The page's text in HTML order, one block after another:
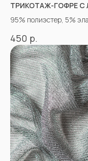
ТРИКОТАЖ-ГОФРЕ
95% полиэстер, 5%
450 р.
Г. Пятигорк,
«Людмила», ул.
34−37.
Оптово-розничные
г.Пятигорск, рынок
Георгиевское шоссе
№9302
График работы и
АДРЕСА